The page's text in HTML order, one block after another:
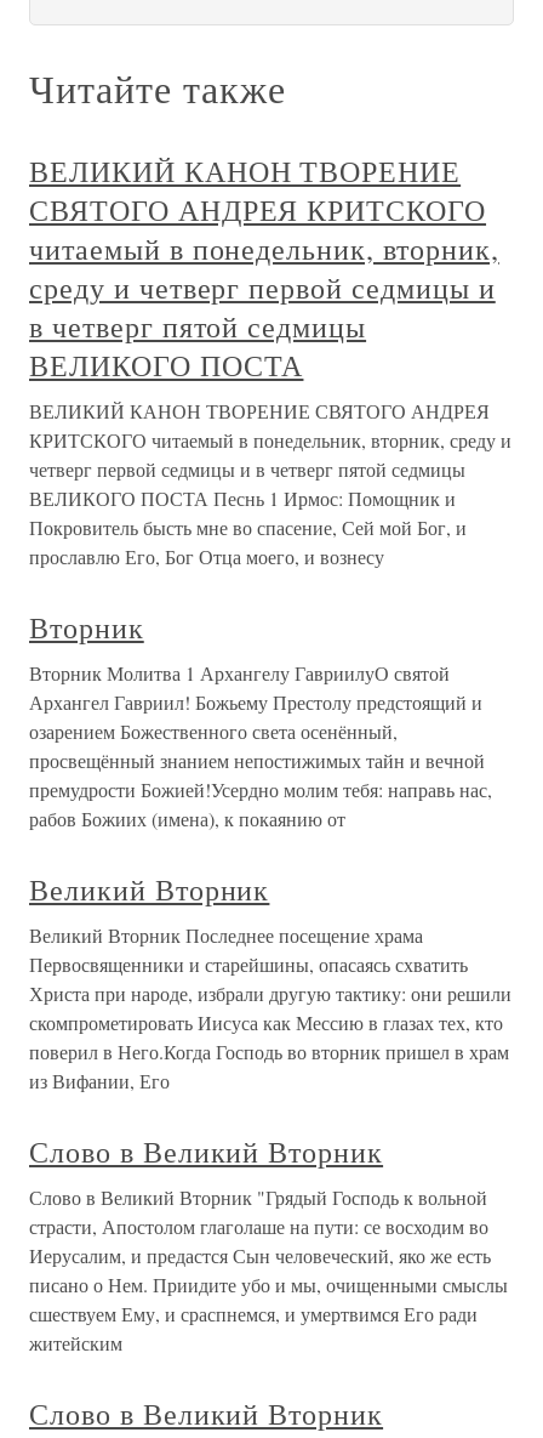
Читайте также
ВЕЛИКИЙ КАНОН ТВОРЕНИЕ
СВЯТОГО АНДРЕЯ КРИТСКОГО
читаемый в понедельник, вторник,
среду и четверг первой седмицы и
в четверг пятой седмицы
ВЕЛИКОГО ПОСТА
ВЕЛИКИЙ КАНОН ТВОРЕНИЕ СВЯТОГО АНДРЕЯ
КРИТСКОГО читаемый в понедельник, вторник, среду и
четверг первой седмицы и в четверг пятой седмицы
ВЕЛИКОГО ПОСТА Песнь 1 Ирмос: Помощник и
Покровитель бысть мне во спасение, Сей мой Бог, и
прославлю Его, Бог Отца моего, и вознесу
Вторник
Вторник Молитва 1 Архангелу ГавриилуО святой
Архангел Гавриил! Божьему Престолу предстоящий и
озарением Божественного света осенённый,
просвещённый знанием непостижимых тайн и вечной
премудрости Божией!Усердно молим тебя: направь нас,
рабов Божиих (имена), к покаянию от
Великий Вторник
Великий Вторник Последнее посещение храма
Первосвященники и старейшины, опасаясь схватить
Христа при народе, избрали другую тактику: они решили
скомпрометировать Иисуса как Мессию в глазах тех, кто
поверил в Него.Когда Господь во вторник пришел в храм
из Вифании, Его
Слово в Великий Вторник
Слово в Великий Вторник "Грядый Господь к вольной
страсти, Апостолом глаголаше на пути: се восходим во
Иерусалим, и предастся Сын человеческий, яко же есть
писано о Нем. Приидите убо и мы, очищенными смыслы
сшествуем Ему, и сраспнемся, и умертвимся Его ради
житейским
Слово в Великий Вторник